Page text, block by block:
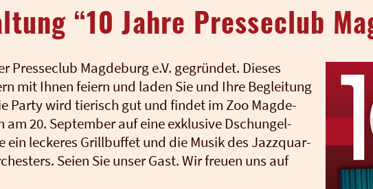
“10 Jahre Presseclub
Pres­se­club Mag­de­burg e.V. gegrün­det. Die­ses
mit Ihnen fei­ern und laden Sie und Ihre Beglei­tung
Par­ty wird tie­risch gut und fin­det im Zoo Mag­de­
am 20. Sep­tem­ber auf eine exklu­si­ve Dschun­gel-
ein lecke­res Grill­buf­fet und die Musik des Jazz­quar­
Sei­en Sie unser Gast. Wir freu­en uns auf